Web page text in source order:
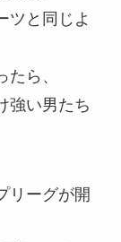
ツと同じよ
ら、
強い男たち
リーグが開